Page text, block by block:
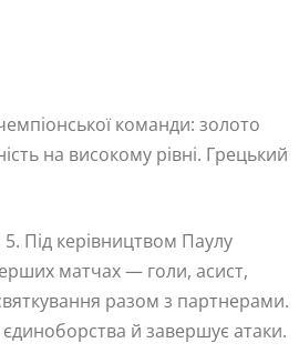
команди: золото
на високому рівні. Грецький
Під керівництвом Паулу
матчах — голи, асист,
разом з партнерами.
й завершує атаки.